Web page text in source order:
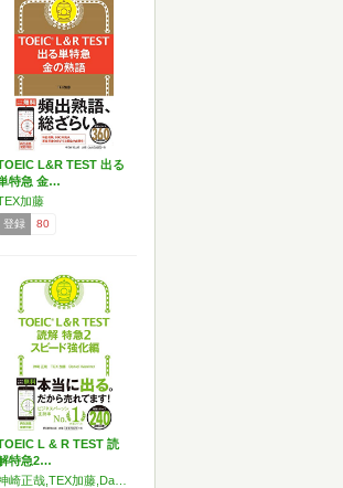
L&R TEST 出る
特急 金…
加藤
登録 80
L & R TEST 読
特急2…